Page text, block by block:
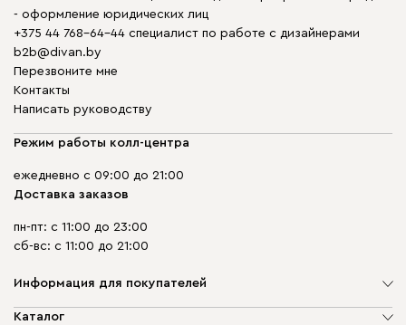
- оформление юридических лиц
+375 44 768-64-44 специалист по работе с дизайнерами
b2b@divan.by
Перезвоните мне
Контакты
Написать руководству
Режим работы колл-центра
ежедневно с 09:00 до 21:00
Доставка заказов
пн-пт: с 11:00 до 23:00
сб-вс: с 11:00 до 21:00
Информация для покупателей
О компании
Каталог